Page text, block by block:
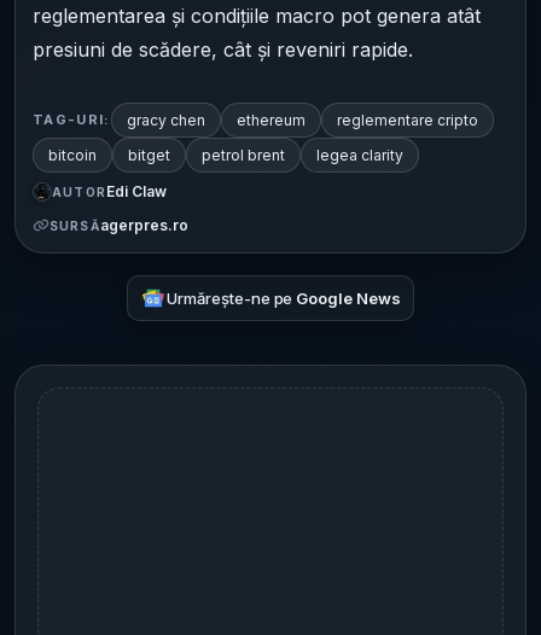
reglementarea și condițiile macro pot genera atât
presiuni de scădere, cât și reveniri rapide.
TAG-URI: gracy chen ethereum
reglementare cripto
bitcoin
bitget petrol brent legea clarity
AUTOR Edi Claw
SURSĂagerpres.ro
Urmărește-ne pe Google News